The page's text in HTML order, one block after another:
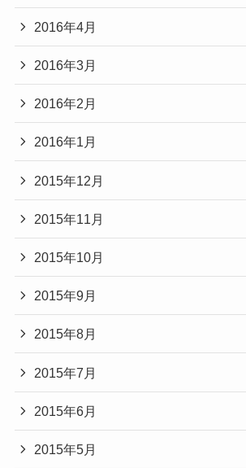
2016年4月
2016年3月
2016年2月
2016年1月
2015年12月
2015年11月
2015年10月
2015年9月
2015年8月
2015年7月
2015年6月
2015年5月